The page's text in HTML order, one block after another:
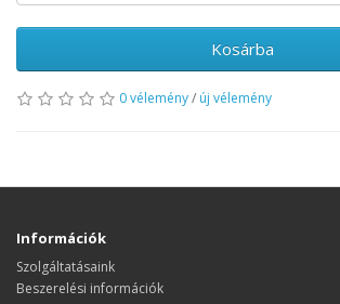
Kosárba
0 vélemény/ új vélemény
Információk
Szolgáltatásaink
Beszerelési információk